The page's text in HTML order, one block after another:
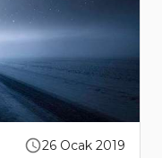
26 Ocak 2019